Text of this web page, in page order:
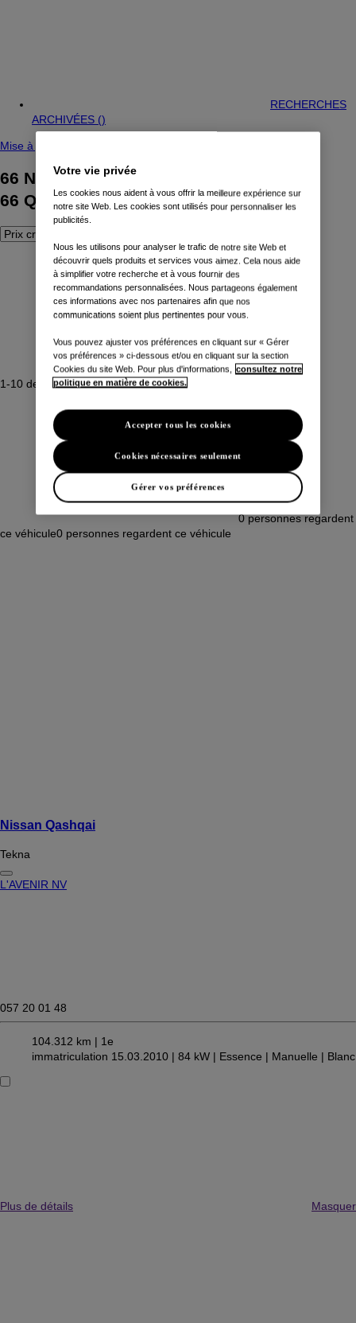
RECHERCHES
ARCHIVÉES ()
Mise à jour de la recherche
66 Nissan Qashqai trouvé(s)
66 Qashqai trouvé(s)
1-10 de 66 résultat(s)
0personnes regardent
ce véhicule0 personnes regardent ce véhicule
Nissan Qashqai
Tekna
L'AVENIR NV
057 20 01 48
104.312 km | 1e
immatriculation 15.03.2010 | 84 kW | Essence | Manuelle | Blanc
Plus de détails Masquer
Votre vie privée
Les cookies nous aident à vous offrir la meilleure expérience sur
notre site Web. Les cookies sont utilisés pour personnaliser les
publicités.
Nous les utilisons pour analyser le trafic de notre site Web et
découvrir quels produits et services vous aimez. Cela nous aide
à simplifier votre recherche et à vous fournir des
recommandations personnalisées. Nous partageons également
ces informations avec nos partenaires afin que nos
communications soient plus pertinentes pour vous.
Vous pouvez ajuster vos préférences en cliquant sur « Gérer
vos préférences » ci-dessous et/ou en cliquant sur la section
Cookies du site Web. Pour plus d'informations, consultez notre
politique en matière de cookies.
Gérer vos préférences
Cookies nécessaires seulement
Accepter tous les cookies